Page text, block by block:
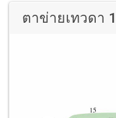
ตาข่ายเทวดา